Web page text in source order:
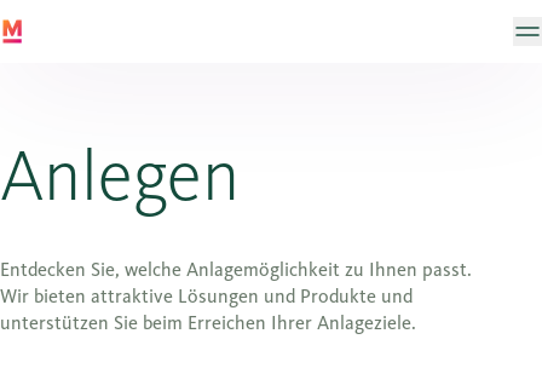
Anlegen
Entdecken Sie, welche Anlagemöglichkeit zu Ihnen passt.
Wir bieten attraktive Lösungen und Produkte und
unterstützen Sie beim Erreichen Ihrer Anlageziele.